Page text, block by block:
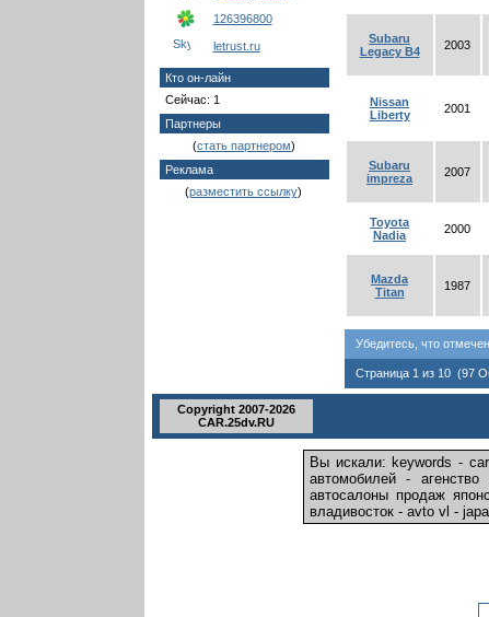
126396800
letrust.ru
Кто он-лайн
Сейчас: 1
Партнеры
(стать партнером)
Реклама
(разместить ссылку)
Subaru
Legacy B4
2003
Nissan
Liberty
2001
Subaru
impreza
2007
Toyota
Nadia
2000
Mazda
Titan
1987
Убедитесь, что
Страница 1 из 10 (97
Copyright 2007-2026
CAR.25dv.RU
Вы искали: keywords -
автомобилей -
автосалоны продаж
владивосток - avto vl -